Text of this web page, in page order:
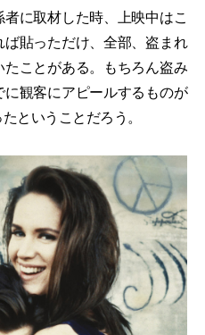
に取材した時、上映中はこ
貼っただけ、全部、盗まれ
ことがある。もちろん盗み
観客にアピールするものが
ということだろう。